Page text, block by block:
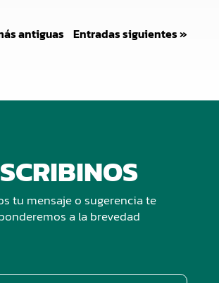
antiguas Entradas siguientes »
tu mensaje o sugerencia te
a la brevedad